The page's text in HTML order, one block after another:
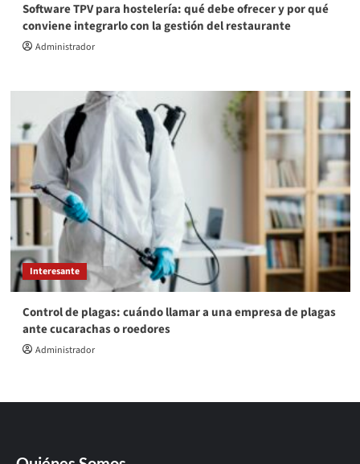
Software TPV para hostelería: qué debe ofrecer y por qué
conviene integrarlo con la gestión del restaurante
Administrador
Interesante
Control de plagas: cuándo llamar a una empresa de plagas
ante cucarachas o roedores
Administrador